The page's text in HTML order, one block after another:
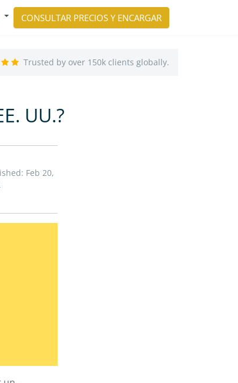
CONSULTAR PRECIOS Y ENCARGAR
Trusted by over 150k clients globally.
UU.?
Feb 20,